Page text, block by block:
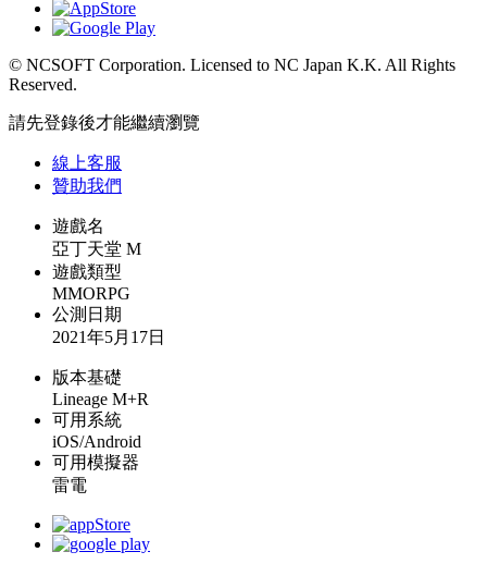
© NCSOFT Corporation. Licensed to NC Japan K.K. All Rights
Reserved.
請先登錄後才能繼續瀏覽
線上客服
贊助我們
遊戲名
亞丁天堂 M
遊戲類型
MMORPG
公測日期
2021年5月17日
版本基礎
Lineage M+R
可用系統
iOS/Android
可用模擬器
雷電